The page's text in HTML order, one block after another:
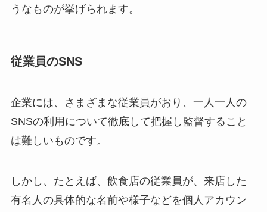
うなものが挙げられます。
従業員のSNS
企業には、さまざまな従業員がおり、一人一人の
SNSの利用について徹底して把握し監督すること
は難しいものです。
しかし、たとえば、飲食店の従業員が、来店した
有名人の具体的な名前や様子などを個人アカウン